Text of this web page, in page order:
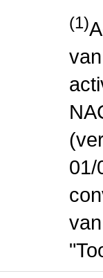
(1)
01/